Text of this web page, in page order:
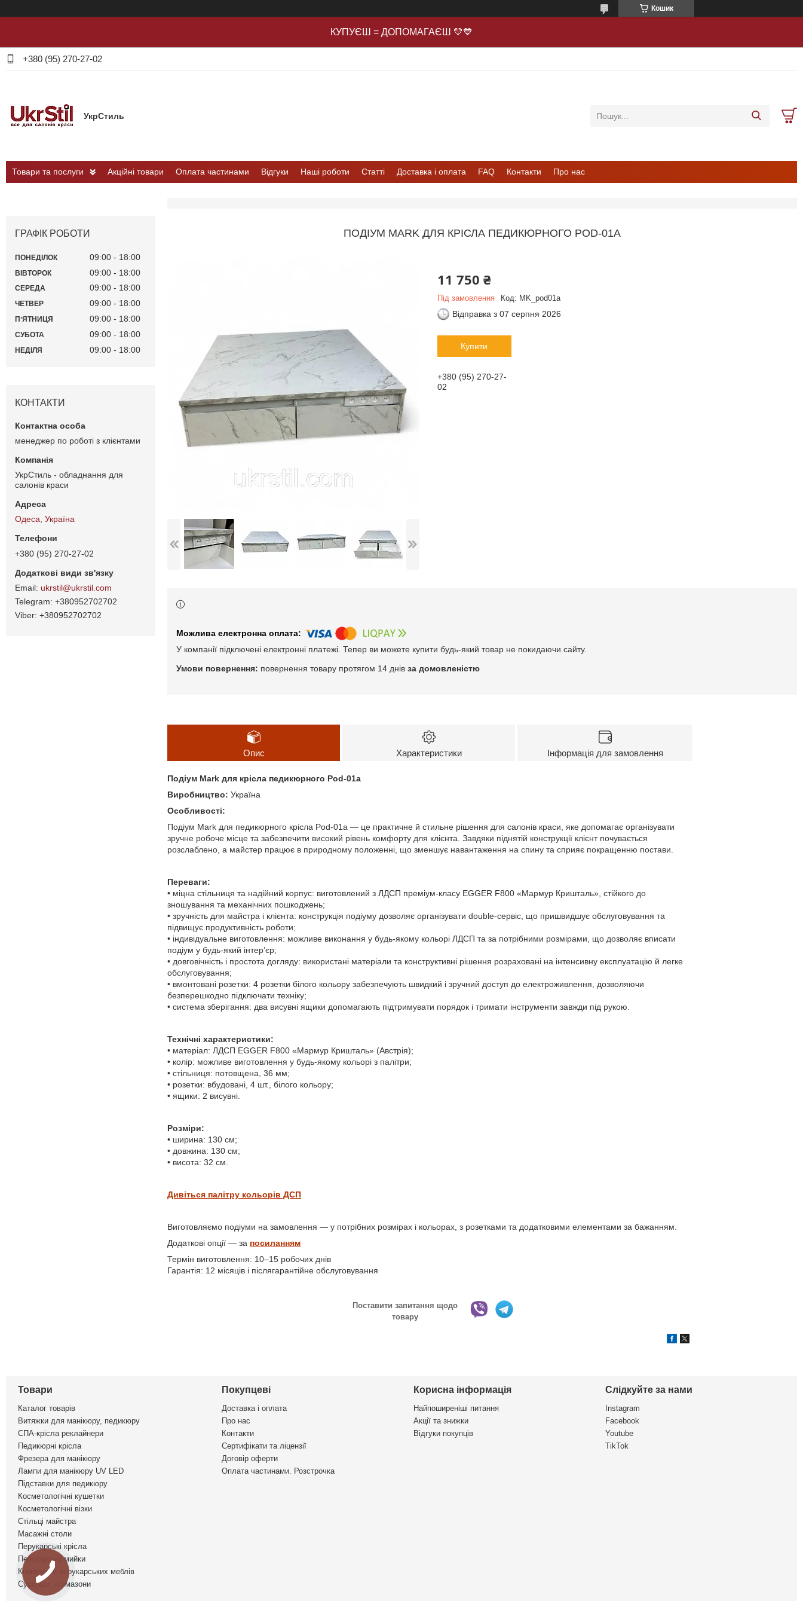
Кошик
КУПУЄШ = ДОПОМАГАЄШ 💛💙
+380 (95) 270-27-02
УкрСтиль
Товари та послуги Акційні товари Оплата частинами Відгуки Наші роботи Статті Доставка і оплата FAQ Контакти Про нас
ПОДІУМ MARK ДЛЯ КРІСЛА ПЕДИКЮРНОГО POD-01А
11 750 ₴
Під замовлення Код: MK_pod01а
Відправка з 07 серпня 2026
Купити
+380 (95) 270-27-
02
У компанії підключені електронні платежі. Тепер ви можете купити будь-який товар не покидаючи сайту.
повернення товару протягом 14 днів за домовленістю
Опис Характеристики Інформація для замовлення
Подіум Mark для крісла педикюрного Pod-01а
Виробництво: Україна
Особливості:
Подіум Mark для педикюрного крісла Pod-01a — це практичне й стильне рішення для салонів краси, яке допомагає організувати
зручне робоче місце та забезпечити високий рівень комфорту для клієнта. Завдяки піднятій конструкції клієнт почувається
розслаблено, а майстер працює в природному положенні, що зменшує навантаження на спину та сприяє покращенню постави.
Переваги:
• міцна стільниця та надійний корпус: виготовлений з ЛДСП преміум-класу EGGER F800 «Мармур Кришталь», стійкого до
зношування та механічних пошкоджень;
• зручність для майстра і клієнта: конструкція подіуму дозволяє організувати double-сервіс, що пришвидшує обслуговування та
підвищує продуктивність роботи;
• індивідуальне виготовлення: можливе виконання у будь-якому кольорі ЛДСП та за потрібними розмірами, що дозволяє вписати
подіум у будь-який інтер’єр;
• довговічність і простота догляду: використані матеріали та конструктивні рішення розраховані на інтенсивну експлуатацію й легке
обслуговування;
• вмонтовані розетки: 4 розетки білого кольору забезпечують швидкий і зручний доступ до електроживлення, дозволяючи
безперешкодно підключати техніку;
• система зберігання: два висувні ящики допомагають підтримувати порядок і тримати інструменти завжди під рукою.
Технічні характеристики:
• матеріал: ЛДСП EGGER F800 «Мармур Кришталь» (Австрія);
• колір: можливе виготовлення у будь-якому кольорі з палітри;
• стільниця: потовщена, 36 мм;
• розетки: вбудовані, 4 шт., білого кольору;
• ящики: 2 висувні.
Розміри:
• ширина: 130 см;
• довжина: 130 см;
• висота: 32 см.
Дивіться палітру кольорів ДСП
Виготовляємо подіуми на замовлення — у потрібних розмірах і кольорах, з розетками та додатковими елементами за бажанням.
Додаткові опції — за посиланням
Термін виготовлення: 10–15 робочих днів
Гарантія: 12 місяців і післягарантійне обслуговування
Поставити запитання щодо
товару
ГРАФІК РОБОТИ
ПОНЕДІЛОК 09:00 18:00
ВІВТОРОК 09:00 18:00
СЕРЕДА 09:00 18:00
ЧЕТВЕР 09:00 18:00
ПʼЯТНИЦЯ 09:00 18:00
СУБОТА 09:00 18:00
НЕДІЛЯ 09:00 18:00
КОНТАКТИ
менеджер по роботі з клієнтами
УкрСтиль - обладнання для
салонів краси
Одеса, Україна
+380 (95) 270-27-02
ukrstil@ukrstil.com
+380952702702
+380952702702
Товари
Каталог товарів
Витяжки для манікюру, педикюру
СПА-крісла реклайнери
Педикюрні крісла
Фрезера для манікюру
Лампи для манікюру UV LED
Підставки для педикюру
Косметологічні кушетки
Косметологічні візки
Стільці майстра
Масажні столи
Перукарські крісла
Перукарські мийки
Комплекти перукарських меблів
Сушуари, клімазони
Покупцеві
Доставка і оплата
Про нас
Контакти
Сертифікати та ліцензії
Договір оферти
Оплата частинами. Розстрочка
Корисна інформація
Найпоширеніші питання
Акції та знижки
Відгуки покупців
Слідкуйте за нами
Instagram
Facebook
Youtube
TikTok